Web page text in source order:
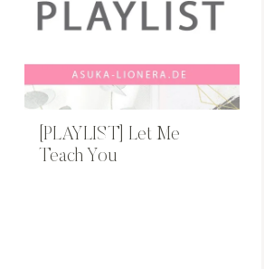
[PLAYLIST] Let Me
Teach You